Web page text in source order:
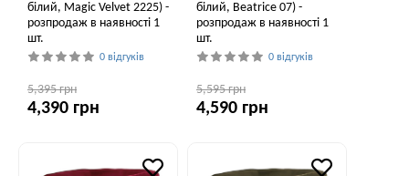
білий, Magic Velvet 2225) -
розпродаж в наявності 1
шт.
0 відгуків
5,395 грн
4,390 грн
білий, Beatrice 07) -
розпродаж в наявності 1
шт.
0 відгуків
5,595 грн
4,590 грн